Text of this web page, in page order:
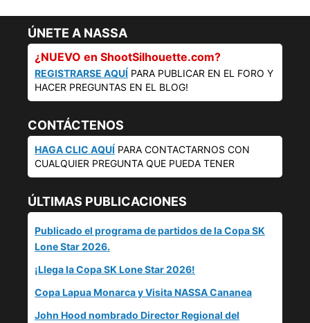
ÚNETE A NASSA
¿NUEVO en ShootSilhouette.com?
REGISTRARSE AQUÍ PARA PUBLICAR EN EL FORO Y
HACER PREGUNTAS EN EL BLOG!
CONTÁCTENOS
HAGA CLIC AQUÍ PARA CONTACTARNOS CON
CUALQUIER PREGUNTA QUE PUEDA TENER
ÚLTIMAS PUBLICACIONES
Publicado el programa de partidos de la Copa SK
Lone Star 2026.
¡Llega la Copa SK Lone Star 2026!
Copa Lapua Monarca y Visita NASSA Cananea
John Hood nombrado Director Regional del